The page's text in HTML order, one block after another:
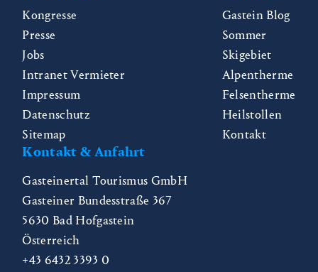
Kongresse
Presse
Jobs
Intranet Vermieter
Impressum
Datenschutz
Sitemap
Gastein Blog
Sommer
Skigebiet
Alpentherme
Felsentherme
Heilstollen
Kontakt
Kontakt & Anfahrt
Gasteinertal Tourismus GmbH
Gasteiner Bundesstraße 367
5630 Bad Hofgastein
Österreich
+43 6432 3393 0